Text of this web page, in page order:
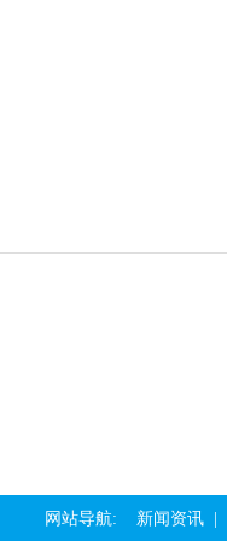
网站导航: 新闻资讯